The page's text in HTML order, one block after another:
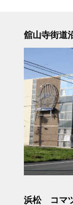
舘山寺街道
浜松 コマ